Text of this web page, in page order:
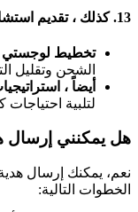
13. كذلك ، تقديم
تخطيط
الشحن وتقليل
أيضاً ،
لتلبية
هل يمكنني إرسال
نعم، يمكنك إرسال هدية
الخطوات التالية: